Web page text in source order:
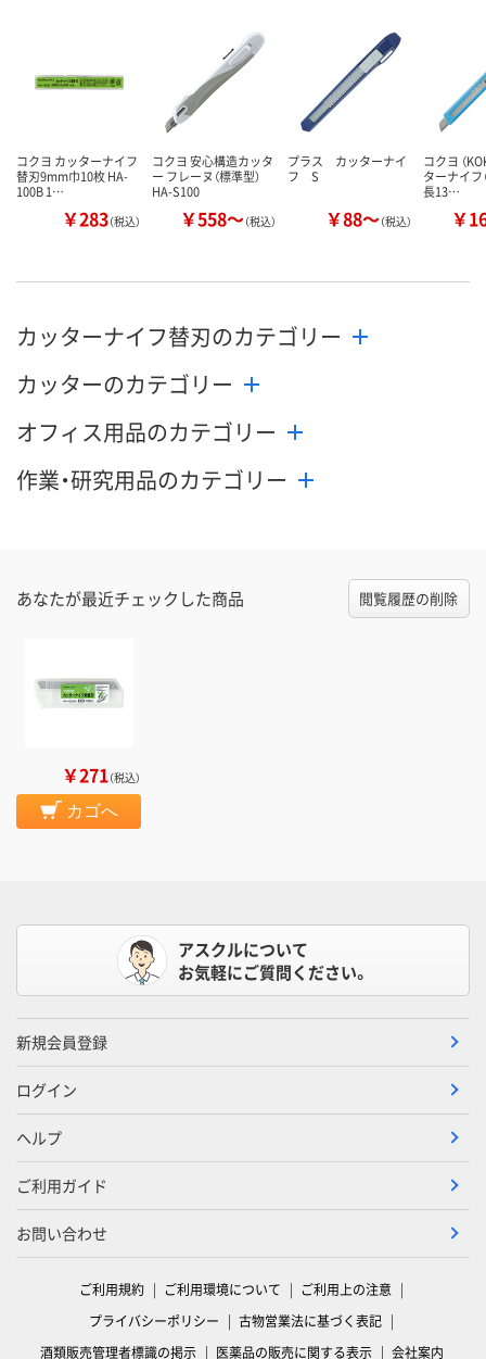
コクヨ カッターナイフ
替刃9mm巾10枚 HA-
100B 1…
￥283（税込）
コクヨ 安心構造カッタ
ー フレーヌ（標準型）
HA-S100
￥558～（税込）
プラス カッターナイ
フ S
￥88～（税込）
コクヨ （
ターナイフ
長13…
￥
カッターナイフ替刃のカテゴリー
カッターのカテゴリー
オフィス用品のカテゴリー
作業・研究用品のカテゴリー
あなたが最近チェックした商品 閲覧履歴の削除
￥271（税込）
カゴへ
アスクルについて
お気軽にご質問ください。
新規会員登録
ログイン
ヘルプ
ご利用ガイド
お問い合わせ
ご利用規約 ご利用環境について
ご利用上の注意
プライバシーポリシー
古物営業法に基づく表記
酒類販売管理者標識の掲示
医薬品の販売に関する表示 会社案内